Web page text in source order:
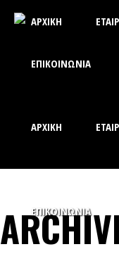
ΑΡΧΙΚΗ
ΕΠΙΚΟΙΝΩΝΙΑ
ΑΡΧΙΚΗ
ΕΠΙΚΟΙΝΩΝΙΑ